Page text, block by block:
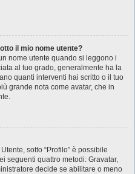
il mio nome utente?
nome utente quando si leggono i
al tuo grado, generalmente ha la
quanti interventi hai scritto o il tuo
grande nota come avatar, che in
sotto “Profilo” è possibile
seguenti quattro metodi: Gravatar,
decide se abilitare o meno